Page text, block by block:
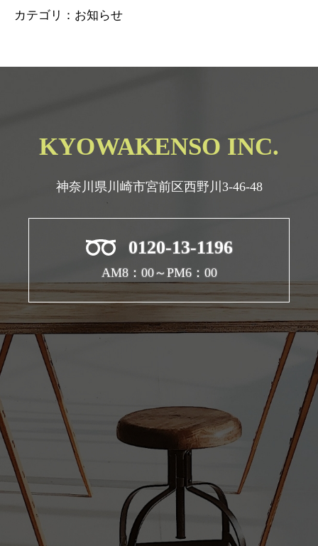
カテゴリ：お知らせ
KYOWAKENSO INC.
神奈川県川崎市宮前区西野川3-46-48
0120-13-1196
AM8：00～PM6：00